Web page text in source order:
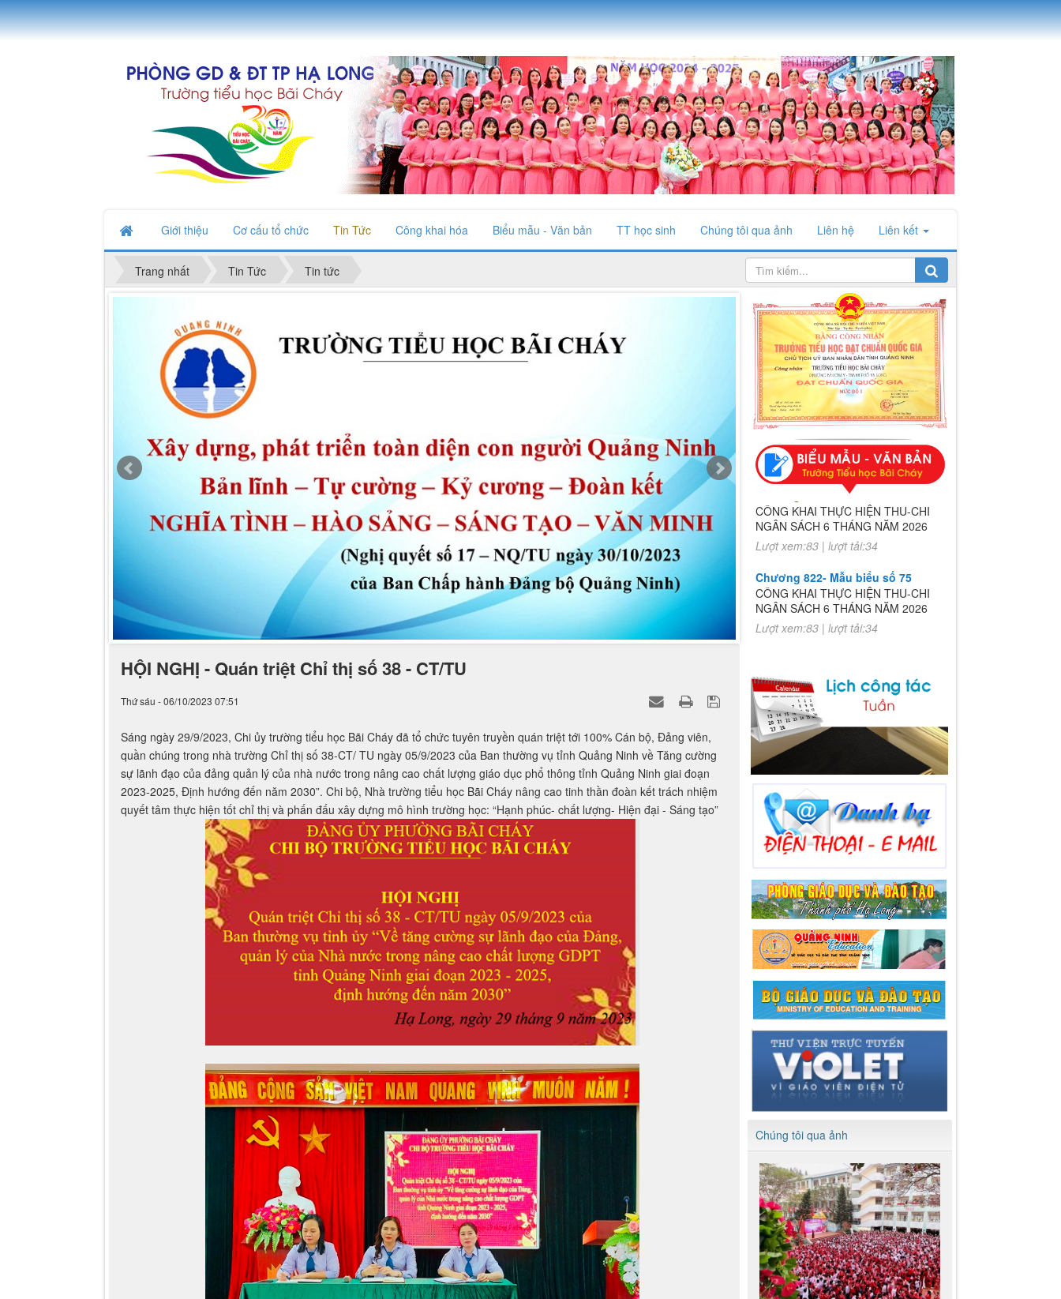
Giới thiệu Cơ cấu tổ chức Tin Tức Công khai hóa Biểu mẫu - Văn bản TT học sinh Chúng tôi qua ảnh Liên hệ Liên kết
Trang nhất Tin Tức Tin tức
HỘI NGHỊ - Quán triệt Chỉ thị số 38 - CT/TU
Thứ sáu - 06/10/2023 07:51
Sáng ngày 29/9/2023, Chi ủy trường tiểu học Bãi Cháy đã tổ chức tuyên truyền quán triệt tới 100% Cán bộ, Đảng viên,
sự lãnh đạo của đảng quản lý của nhà nước trong nâng cao chất lượng giáo dục phổ thông tỉnh Quảng Ninh giai đoạn
2023-2025, Định hướng đến năm 2030”. Chi bộ, Nhà trường tiểu học Bãi Cháy nâng cao tinh thần đoàn kết trách nhiệm
quyết tâm thực hiện tốt chỉ thị và phấn đấu xây dựng mô hình trường học: “Hạnh phúc- chất lượng- Hiện đại - Sáng tạo”
Chương 822- Mẫu biểu số 75
CÔNG KHAI THỰC HIỆN THU-CHI
NGÂN SÁCH 6 THÁNG NĂM 2026
Lượt xem:83 | lượt tải:34
Chương 822- Mẫu biểu số 75
NGÂN SÁCH 6 THÁNG NĂM 2026
Lượt xem:83 | lượt tải:34
Chúng tôi qua ảnh